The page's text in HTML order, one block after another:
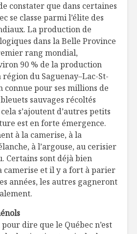
constater que dans certaines
se classe parmi l’élite des
La production de
dans la Belle Province
rang mondial,
90 % de la production
du Saguenay–Lac-St-
connue pour ses millions de
sauvages récoltés
s’ajoutent d’autres petits
est en forte émergence.
à la camerise, à la
à l’argouse, au cerisier
Certains sont déjà bien
camerise et il y a fort à parier
années, les autres gagneront
pour dire que le Québec n’est